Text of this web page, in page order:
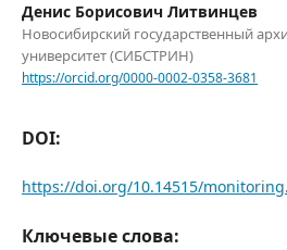
Денис Борисович Литвинцев
Новосибирский государственный
университет (СИБСТРИН)
https://orcid.org/0000-0002-0358-3681
DOI:
https://doi.org/10.14515/
Ключевые слова: